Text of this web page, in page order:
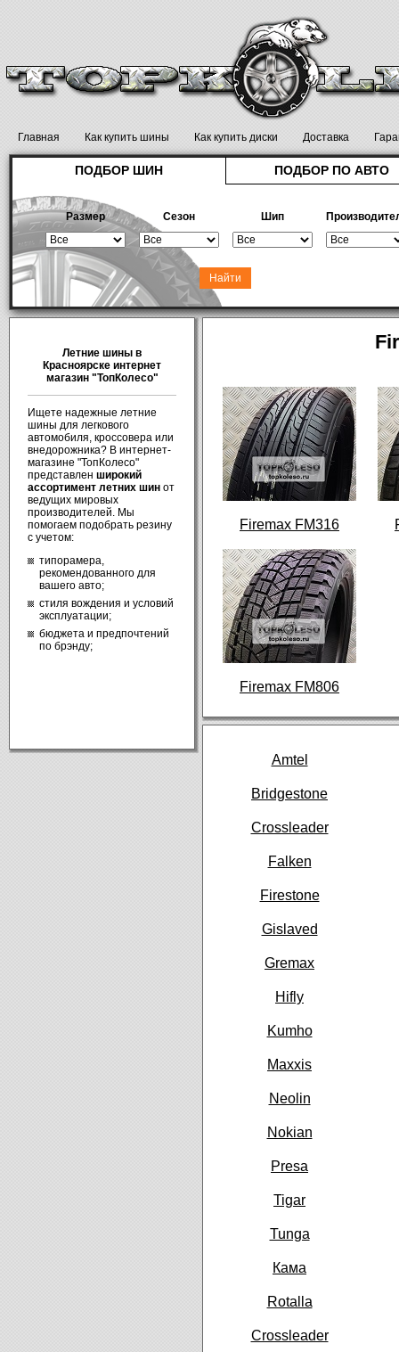
Главная Как купить шины Как купить диски Доставка
ПОДБОР ШИН ПОДБОР ПО АВТО
Размер Сезон Шип
Летние шины в
Красноярске интернет
магазин "ТопКолесо"
Ищете надежные летние
шины для легкового
автомобиля, кроссовера или
внедорожника? В интернет-
магазине "ТопКолесо"
представлен широкий
ассортимент летних шин от
ведущих мировых
производителей. Мы
помогаем подобрать резину
с учетом:
типорамера,
рекомендованного для
вашего авто;
стиля вождения и условий
эксплуатации;
бюджета и предпочтений
по брэнду;
Firemax FM316
Firemax FM806
Amtel
Bridgestone
Crossleader
Falken
Firestone
Gislaved
Gremax
Hifly
Kumho
Maxxis
Neolin
Nokian
Presa
Tigar
Tunga
Кама
Rotalla
Crossleader